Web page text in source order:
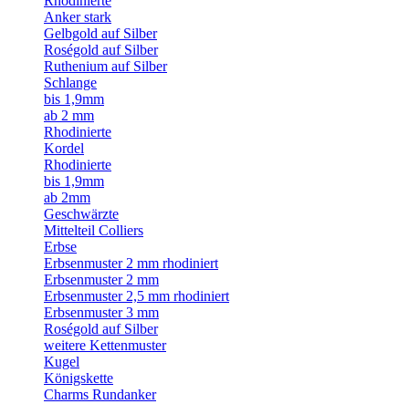
Anker stark
Gelbgold auf Silber
Roségold auf Silber
Ruthenium auf Silber
Schlange
bis 1,9mm
ab 2 mm
Rhodinierte
Kordel
Rhodinierte
bis 1,9mm
ab 2mm
Geschwärzte
Mittelteil Colliers
Erbse
Erbsenmuster 2 mm rhodiniert
Erbsenmuster 2 mm
Erbsenmuster 2,5 mm rhodiniert
Erbsenmuster 3 mm
Roségold auf Silber
weitere Kettenmuster
Kugel
Königskette
Charms Rundanker